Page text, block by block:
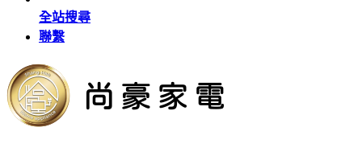
全站搜尋
聯繫